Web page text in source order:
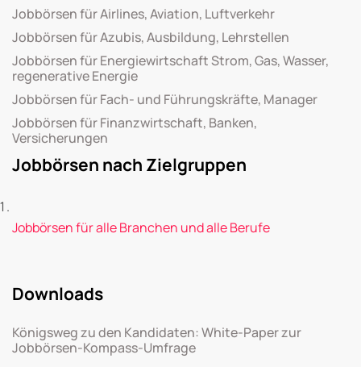
Jobbörsen für Airlines, Aviation, Luftverkehr
Jobbörsen für Azubis, Ausbildung, Lehrstellen
Jobbörsen für Energiewirtschaft Strom, Gas, Wasser,
regenerative Energie
Jobbörsen für Fach- und Führungskräfte, Manager
Jobbörsen für Finanzwirtschaft, Banken,
Versicherungen
Jobbörsen nach Zielgruppen
Jobbörsen für alle Branchen und alle Berufe
Downloads
Königsweg zu den Kandidaten: White-Paper zur
Jobbörsen-Kompass-Umfrage